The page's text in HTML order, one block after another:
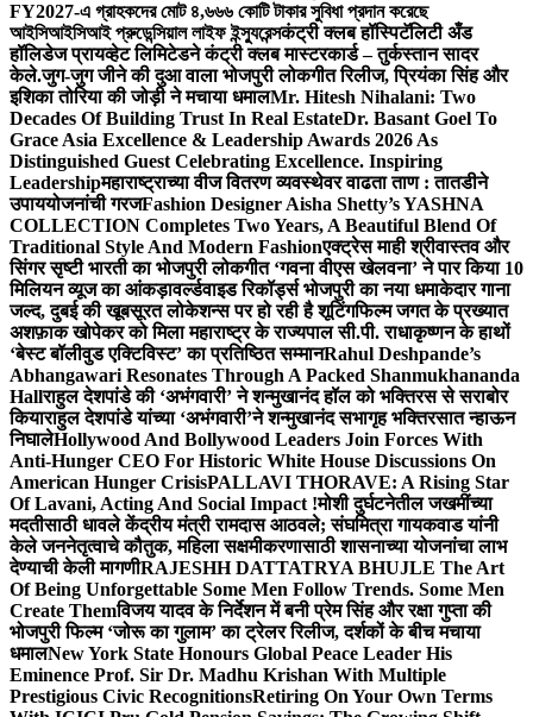
FY2027-এ গ্রাহকদের মোট ৪,৬৬৬ কোটি টাকার সুবিধা প্রদান করেছে
আইসিআইসিআই প্রুডেন্সিয়াল লাইফ ইন্স্যুরেন্সकंट्री क्लब हॉस्पिटॅलिटी अँड
हॉलिडेज प्रायव्हेट लिमिटेडने कंट्री क्लब मास्टरकार्ड – तुर्कस्तान सादर
केले.जुग-जुग जीने की दुआ वाला भोजपुरी लोकगीत रिलीज, प्रियंका सिंह और
इशिका तोरिया की जोड़ी ने मचाया धमालMr. Hitesh Nihalani: Two
Decades Of Building Trust In Real EstateDr. Basant Goel To
Grace Asia Excellence & Leadership Awards 2026 As
Distinguished Guest Celebrating Excellence. Inspiring
Leadershipमहाराष्ट्राच्या वीज वितरण व्यवस्थेवर वाढता ताण : तातडीने
उपाययोजनांची गरजFashion Designer Aisha Shetty’s YASHNA
COLLECTION Completes Two Years, A Beautiful Blend Of
Traditional Style And Modern Fashionएक्ट्रेस माही श्रीवास्तव और
सिंगर सृष्टी भारती का भोजपुरी लोकगीत ‘गवना वीएस खेलवना’ ने पार किया 10
मिलियन व्यूज का आंकड़ावर्ल्डवाइड रिकॉर्ड्स भोजपुरी का नया धमाकेदार गाना
जल्द, दुबई की खूबसूरत लोकेशन्स पर हो रही है शूटिंगफिल्म जगत के प्रख्यात
अशफ़ाक खोपेकर को मिला महाराष्ट्र के राज्यपाल सी.पी. राधाकृष्णन के हाथों
‘बेस्ट बॉलीवुड एक्टिविस्ट’ का प्रतिष्ठित सम्मानRahul Deshpande’s
Abhangawari Resonates Through A Packed Shanmukhananda
Hallराहुल देशपांडे की ‘अभंगवारी’ ने शन्मुखानंद हॉल को भक्तिरस से सराबोर
कियाराहुल देशपांडे यांच्या ‘अभंगवारी’ने शन्मुखानंद सभागृह भक्तिरसात न्हाऊन
निघालेHollywood And Bollywood Leaders Join Forces With
Anti-Hunger CEO For Historic White House Discussions On
American Hunger CrisisPALLAVI THORAVE: A Rising Star
Of Lavani, Acting And Social Impact !मोशी दुर्घटनेतील जखमींच्या
मदतीसाठी धावले केंद्रीय मंत्री रामदास आठवले; संघमित्रा गायकवाड यांनी
केले जननेतृत्वाचे कौतुक, महिला सक्षमीकरणासाठी शासनाच्या योजनांचा लाभ
देण्याची केली मागणीRAJESHH DATTATRYA BHUJLE The Art
Of Being Unforgettable Some Men Follow Trends. Some Men
Create Themविजय यादव के निर्देशन में बनी प्रेम सिंह और रक्षा गुप्ता की
भोजपुरी फिल्म ‘जोरू का गुलाम’ का ट्रेलर रिलीज, दर्शकों के बीच मचाया
धमालNew York State Honours Global Peace Leader His
Eminence Prof. Sir Dr. Madhu Krishan With Multiple
Prestigious Civic RecognitionsRetiring On Your Own Terms